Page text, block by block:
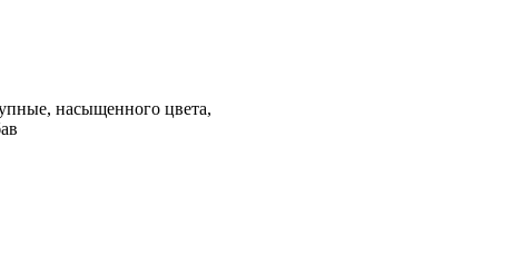
насыщенного цвета,